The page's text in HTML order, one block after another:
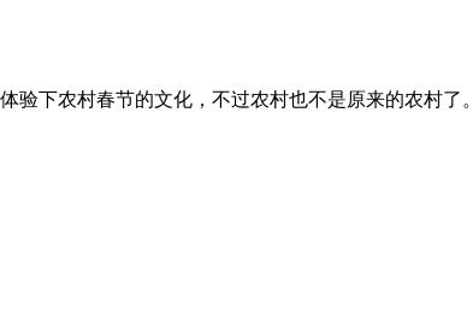
下农村春节的文化，不过农村也不是原来的农村了。